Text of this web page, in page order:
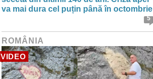
va mai dura cel puțin până în octombrie
5
ROMÂNIA
VIDEO